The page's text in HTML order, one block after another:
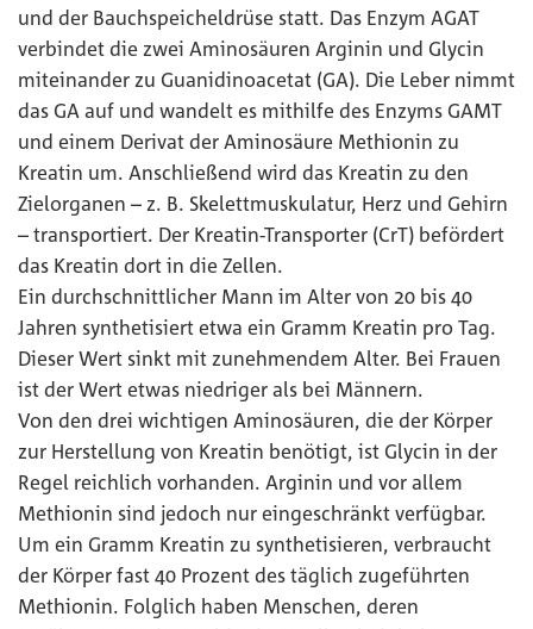
und der Bauchspeicheldrüse statt. Das Enzym AGAT
verbindet die zwei Aminosäuren Arginin und Glycin
miteinander zu Guanidinoacetat (GA). Die Leber nimmt
das GA auf und wandelt es mithilfe des Enzyms GAMT
und einem Derivat der Aminosäure Methionin zu
Kreatin um. Anschließend wird das Kreatin zu den
Zielorganen – z. B. Skelettmuskulatur, Herz und Gehirn
– transportiert. Der Kreatin-Transporter (CrT) befördert
das Kreatin dort in die Zellen.
Ein durchschnittlicher Mann im Alter von 20 bis 40
Jahren synthetisiert etwa ein Gramm Kreatin pro Tag.
Dieser Wert sinkt mit zunehmendem Alter. Bei Frauen
ist der Wert etwas niedriger als bei Männern.
Von den drei wichtigen Aminosäuren, die der Körper
zur Herstellung von Kreatin benötigt, ist Glycin in der
Regel reichlich vorhanden. Arginin und vor allem
Methionin sind jedoch nur eingeschränkt verfügbar.
Um ein Gramm Kreatin zu synthetisieren, verbraucht
der Körper fast 40 Prozent des täglich zugeführten
Methionin. Folglich haben Menschen, deren